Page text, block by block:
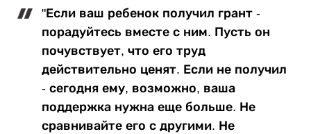
"Если ваш ребенок получил грант -
порадуйтесь вместе с ним. Пусть он
почувствует, что его труд
действительно ценят. Если не получил
- сегодня ему, возможно, ваша
поддержка нужна еще больше. Не
сравнивайте его с другими. Не